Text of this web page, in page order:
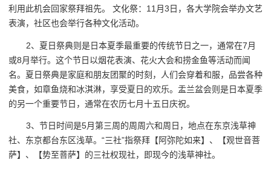
利用此机会回家祭拜祖先。 文化祭：11月3日，各大学院会举办文艺
表演，社区也会举行各种文化活动。
2、夏日祭典则是日本夏季最重要的传统节日之一，通常在7月
或8月举行。这个节日以烟花表演、花火大会和捞金鱼等活动而闻
名。夏日祭典是家庭和朋友团聚的时刻，人们会穿着和服，品尝各种
美食，如章鱼烧和冰淇淋，享受夏日的欢乐。盂兰盆会则是日本夏季
的另一个重要节日，通常在农历七月十五日庆祝。
3、节日时间是5月第三周的周周六和周日，地点在东京浅草神
社、东京都台东区浅草。“三社”指祭拜【阿弥陀如来】、【观世音菩
萨】、【势至菩萨】的三社权现社，即现今的浅草神社。